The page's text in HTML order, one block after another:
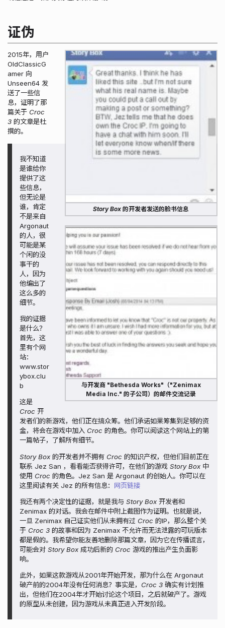
证伪
Story Box 的开发者发送的脸书信息
与开发商 "Bethesda Works"（"Zenimax
Media Inc." 的子公司）的邮件交流记录
2015年，用户
OldClassicG
amer 向
Unseen64 发
送了一些信
息，证明了那
篇关于 Croc
3 的文章是杜
撰的。
我不知道
是谁给你
提供了这
些信息，
但无论是
谁，肯定
不是来自
Argonaut
的人，很
可能是某
个闲的没
事干的
人，因为
他编出了
这么多的
细节。
我的证据
是什么？
首先，这
里有个网
站：
www.stor
ybox.clu
b
这是
Croc 开
发者们的新游戏，他们正在搞众筹。他们承诺如果筹集到足够的资
金，将会在游戏中加入 Croc 的角色。你可以阅读这个网站上的第
一篇帖子，了解所有细节。
Story Box 的开发者并不拥有 Croc 的知识产权，但他们目前正在
联系 Jez San ，看看能否获得许可，在他们的游戏 Story Box 中
使用 Croc 的角色。Jez San 是 Argonaut 的创始人。你可以在
这里阅读有关 Jez 的所有信息： 网页链接
我还有两个决定性的证据，就是我与 Story Box 开发者和
Zenimax 的对话。我会在邮件中附上截图作为证明。也就是说，
一旦 Zenimax 自己证实他们从未拥有过 Croc 的IP，那么整个关
于 Croc 3 的故事和因为 Zenimax 不允许而无法泄露的可玩版本
都是假的。我希望你能友善地删除那篇文章，因为它在传播谎言，
可能会对 Story Box 成功后新的 Croc 游戏的推出产生负面影
响。
此外，如果这款游戏从2001年开始开发，那为什么在 Argonaut
破产前的2004年没有任何消息？事实是， Croc 3 确实有计划推
出，但他们在2004年才开始讨论这个项目，之后就破产了。游戏
的原型从未创建，因为游戏从未真正进入开发阶段。